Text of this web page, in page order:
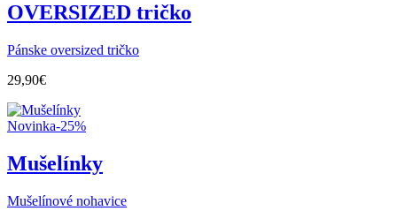
OVERSIZED tričko
Pánske oversized tričko
29,90€
Novinka-25%
Mušelínky
Mušelínové nohavice